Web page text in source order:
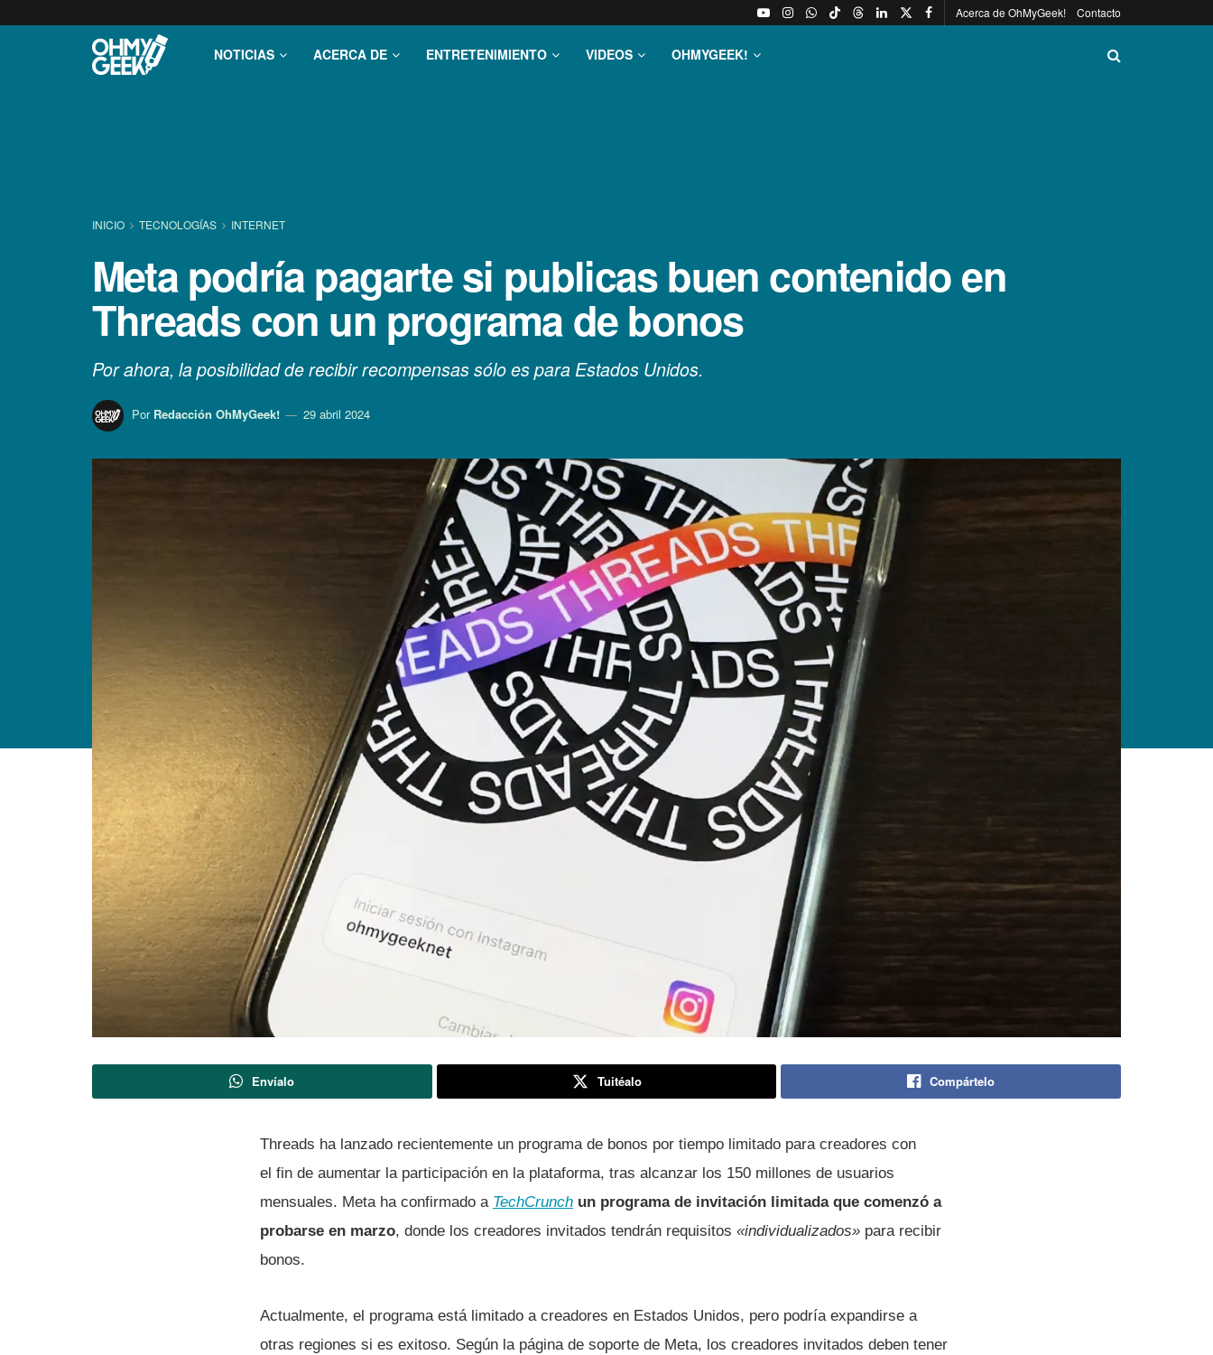
Acerca de OhMyGeek! Contacto
NOTICIAS ACERCA DE ENTRETENIMIENTO VIDEOS OHMYGEEK!
INICIO TECNOLOGÍ­AS INTERNET
Meta podría pagarte si publicas buen contenido en
Threads con un programa de bonos
Por ahora, la posibilidad de recibir recompensas sólo es para Estados Unidos.
Por Redacción OhMyGeek! 29 abril 2024
Envíalo Tuitéalo Compártelo
Threads ha lanzado recientemente un programa de bonos por tiempo limitado para creadores con
el fin de aumentar la participación en la plataforma, tras alcanzar los 150 millones de usuarios
mensuales. Meta ha confirmado a TechCrunch un programa de invitación limitada que comenzó a
probarse en marzo, donde los creadores invitados tendrán requisitos «individualizados» para recibir
bonos.
Actualmente, el programa está limitado a creadores en Estados Unidos, pero podría expandirse a
otras regiones si es exitoso. Según la página de soporte de Meta, los creadores invitados deben tener